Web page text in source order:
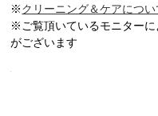
※クリーニング＆ケアについ
※ご覧頂いているモニター
がございます